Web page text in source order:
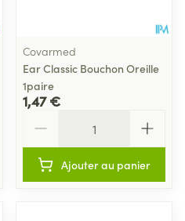
Covarmed
Ear Classic Bouchon Oreille
1paire
1,47 €
Ajouter au panier